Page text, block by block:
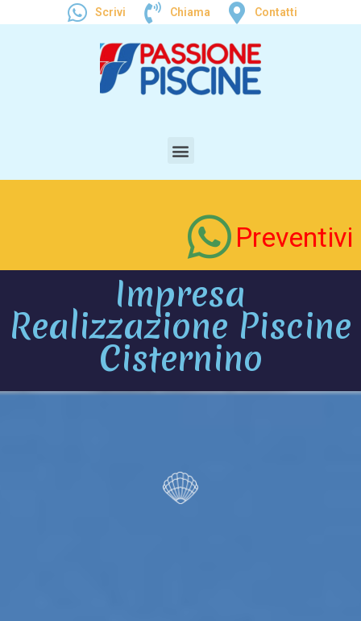
Scrivi Chiama Contatti
Preventivi
Impresa
Realizzazione Piscine
Cisternino